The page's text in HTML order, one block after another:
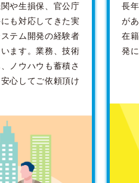
や生損保、官公庁
も対応してきた実
テム開発の経験者
ます。業務、技術
ノウハウも蓄積さ
心してご依頼頂け
長
が
在
発